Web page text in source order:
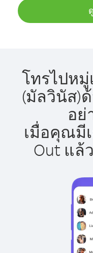
โทรไปห
(มัลวินัส)
อย่
เมื่อคุณมี
Out แล้